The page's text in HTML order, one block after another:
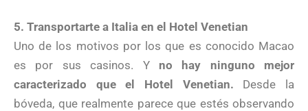
5. Transportarte a Italia en el Hotel Venetian
Uno de los motivos por los que es conocido Macao
es por sus casinos. Y no hay ninguno mejor
caracterizado que el Hotel Venetian. Desde la
bóveda, que realmente parece que estés observando